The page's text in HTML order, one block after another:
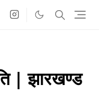
| झारखण्ड